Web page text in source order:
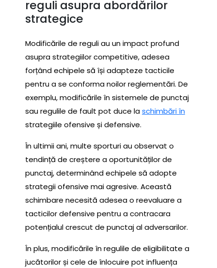
reguli asupra abordărilor
strategice
Modificările de reguli au un impact profund
asupra strategiilor competitive, adesea
forțând echipele să își adapteze tacticile
pentru a se conforma noilor reglementări. De
exemplu, modificările în sistemele de punctaj
sau regulile de fault pot duce laschimbări în
strategiile ofensive și defensive.
În ultimii ani, multe sporturi au observat o
tendință de creștere a oportunităților de
punctaj, determinând echipele să adopte
strategii ofensive mai agresive. Această
schimbare necesită adesea o reevaluare a
tacticilor defensive pentru a contracara
potențialul crescut de punctaj al adversarilor.
În plus, modificările în regulile de eligibilitate a
jucătorilor și cele de înlocuire pot influența